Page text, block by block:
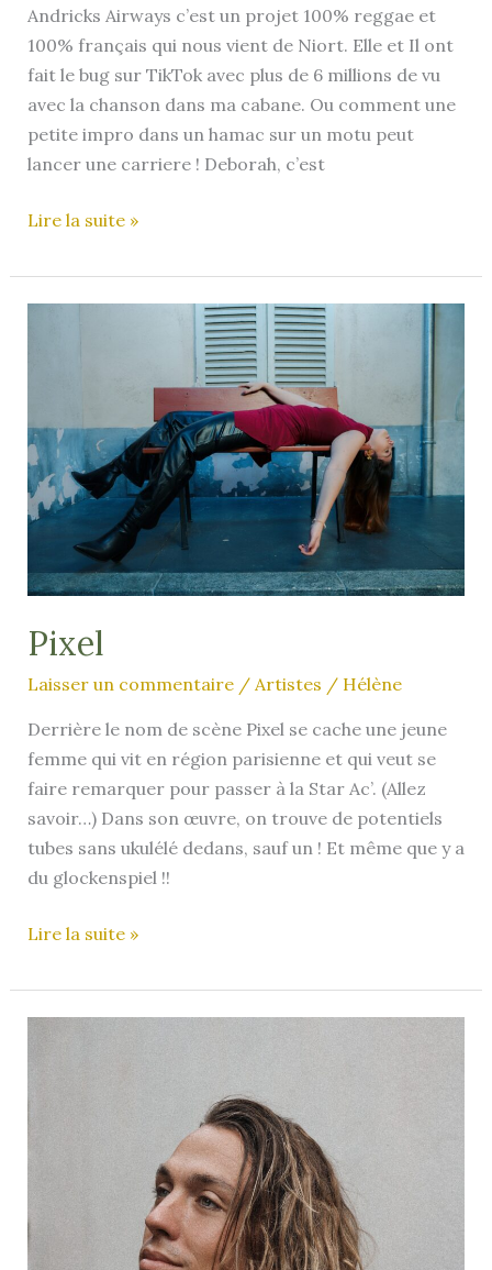
Andricks Airways c’est un projet 100% reggae et
100% français qui nous vient de Niort. Elle et Il ont
fait le bug sur TikTok avec plus de 6 millions de vu
avec la chanson dans ma cabane. Ou comment une
petite impro dans un hamac sur un motu peut
lancer une carriere ! Deborah, c’est
Andricks
Lire la suite »
Pixel
Laisser un commentaire / Artistes / Hélène
Derrière le nom de scène Pixel se cache une jeune
femme qui vit en région parisienne et qui veut se
faire remarquer pour passer à la Star Ac’. (Allez
savoir…) Dans son œuvre, on trouve de potentiels
tubes sans ukulélé dedans, sauf un ! Et même que y a
du glockenspiel !!
Pixel
Lire la suite »